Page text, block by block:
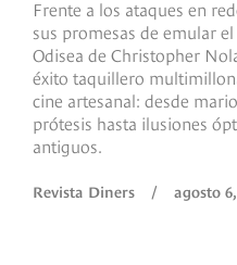
Frente a los ataques en
sus promesas de emular
Odisea de Christopher
éxito taquillero
cine artesanal: desde
prótesis hasta ilusiones
antiguos.
Revista Diners / agosto